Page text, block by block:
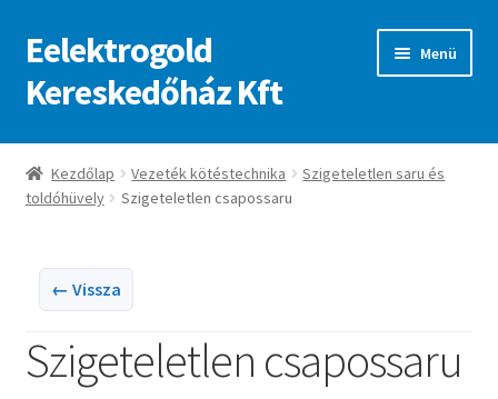
Ugrás
a
navigációhoz
Kilépés
a
tartalomba
Eelektrogold
Kereskedőház Kft
Menü
Kezdőlap
A fiókom
ajanlatkeres
Kezdőlap Vezeték kötéstechnika
Szigeteletlen saru és
toldóhüvely
Szigeteletlen csapossaru
← Vissza
Szigeteletlen csapossaru